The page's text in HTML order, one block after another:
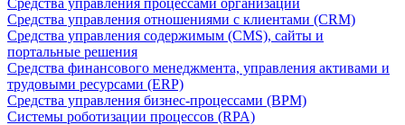
Средства управления процессами организации
Средства управления отношениями с клиентами (CRM)
Средства управления содержимым (CMS), сайты и
портальные решения
Средства финансового менеджмента, управления активами и
трудовыми ресурсами (ERP)
Средства управления бизнес-процессами (BPM)
Системы роботизации процессов (RPA)